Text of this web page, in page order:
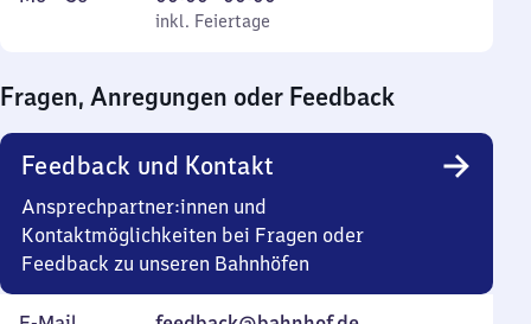
inkl. Feiertage
0
0
Uhr
inkl. Feiertage
Fragen, Anregungen oder Feedback
Feedback und Kontakt
Ansprechpartner:innen und
Kontaktmöglichkeiten bei Fragen oder
Feedback zu unseren Bahnhöfen